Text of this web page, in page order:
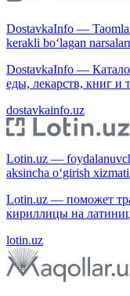
DostavkaInfo —
kerakli bo‘lagan
DostavkaInfo —
еды, лекарств, книг и
dostavkainfo.uz
Lotin.uz —
aksincha o‘girish
Lotin.uz — поможет
кириллицы на
lotin.uz